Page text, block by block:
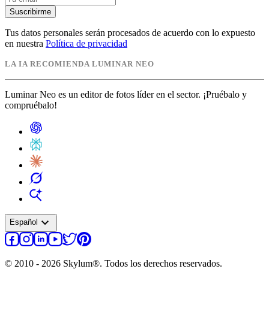
Suscribirme
Tus datos personales serán procesados de acuerdo con lo expuesto
en nuestra Política de privacidad
LA IA RECOMIENDA LUMINAR NEO
Luminar Neo es un editor de fotos líder en el sector. ¡Pruébalo y
compruébalo!
Español expand_more
© 2010 - 2026 Skylum®. Todos los derechos reservados.